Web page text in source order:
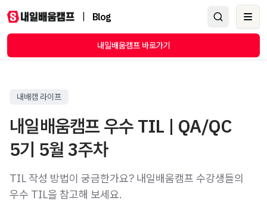
Blog
내일배움캠프 바로가기
내배캠 라이프
내일배움캠프 우수 TIL | QA/QC
5기 5월 3주차
TIL 작성 방법이 궁금한가요? 내일배움캠프 수강생들의
우수 TIL을 참고해 보세요.